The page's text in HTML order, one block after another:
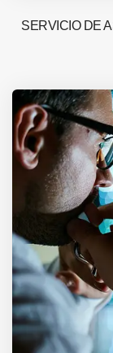
SERVICIO DE